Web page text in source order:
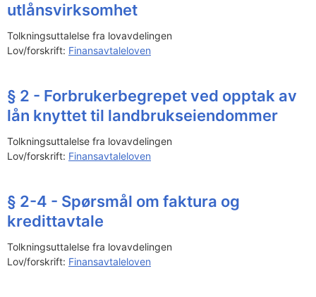
utlånsvirksomhet
Tolkningsuttalelse fra lovavdelingen
Lov/forskrift: Finansavtaleloven
§ 2 - Forbrukerbegrepet ved opptak av
lån knyttet til landbrukseiendommer
Tolkningsuttalelse fra lovavdelingen
Lov/forskrift: Finansavtaleloven
§ 2-4 - Spørsmål om faktura og
kredittavtale
Tolkningsuttalelse fra lovavdelingen
Lov/forskrift: Finansavtaleloven